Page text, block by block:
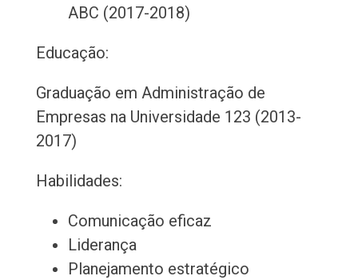
ABC (2017-2018)
Educação:
Graduação em Administração de
Empresas na Universidade 123 (2013-
2017)
Habilidades:
Comunicação eficaz
Liderança
Planejamento estratégico